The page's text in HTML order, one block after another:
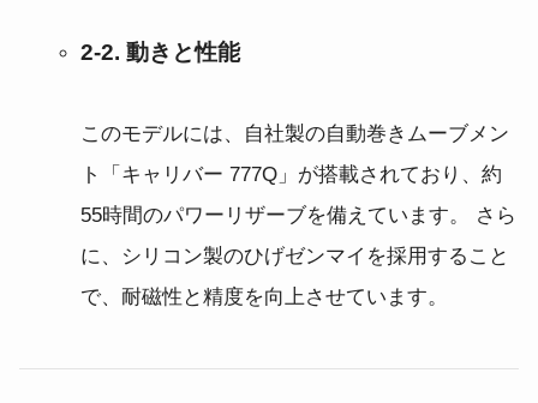
2-2. 動きと性能
このモデルには、自社製の自動巻きムーブメン
ト「キャリバー 777Q」が搭載されており、約
55時間のパワーリザーブを備えています。 さら
に、シリコン製のひげゼンマイを採用すること
で、耐磁性と精度を向上させています。